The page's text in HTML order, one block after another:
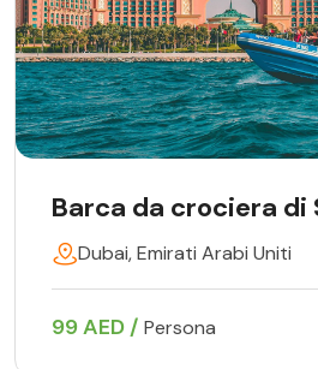
Barca da crociera
Dubai, Emirati Arabi Uniti
99 AED / Persona